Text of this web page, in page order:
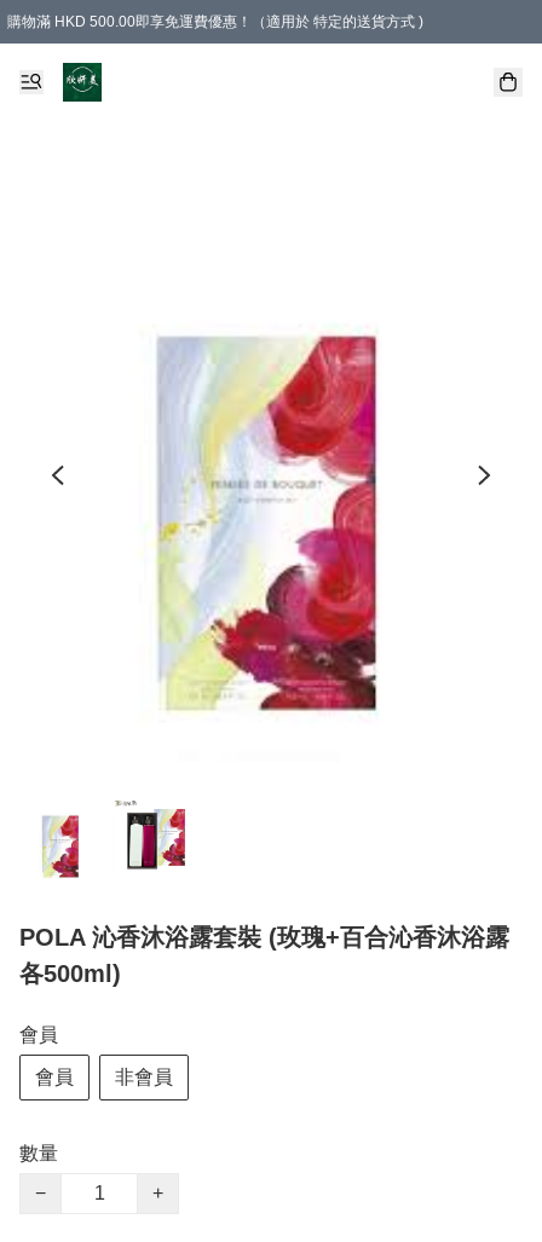
購物滿 HKD 500.00即享免運費優惠！（適用於 特定的送貨方式 )
POLA 沁香沐浴露套裝 (玫瑰+百合沁香沐浴露
各500ml)
會員
會員 非會員
數量
−
+